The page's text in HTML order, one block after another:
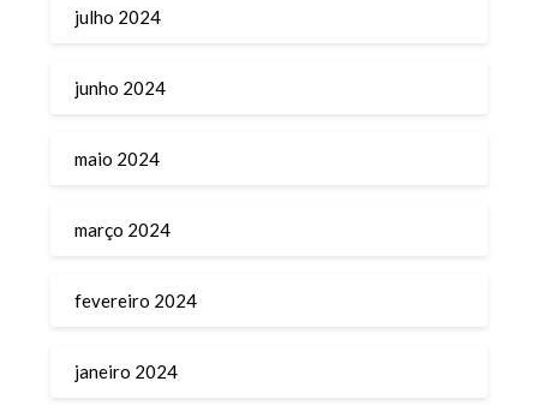
julho 2024
junho 2024
maio 2024
março 2024
fevereiro 2024
janeiro 2024